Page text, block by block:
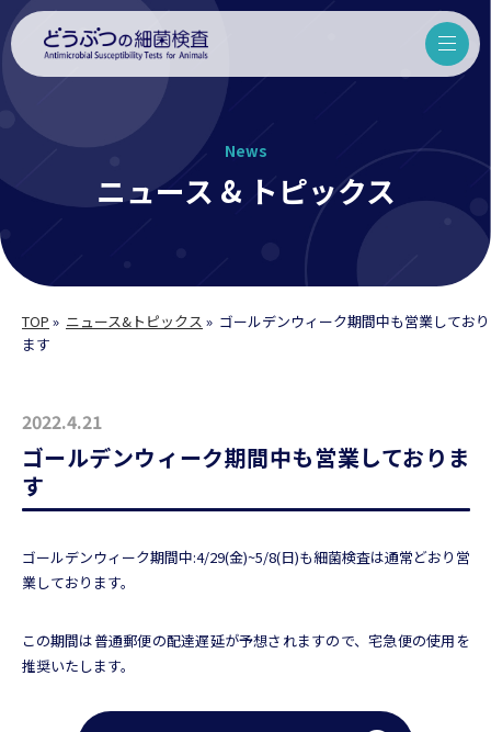
News
ニュース & トピックス
TOP » ニュース&トピックス » ゴールデンウィーク期間中も営業しており
ます
2022.4.21
ゴールデンウィーク期間中も営業しておりま
す
ゴールデンウィーク期間中:4/29(金)~5/8(日)も細菌検査は通常どおり営
業しております。
この期間は普通郵便の配達遅延が予想されますので、宅急便の使用を
推奨いたします。